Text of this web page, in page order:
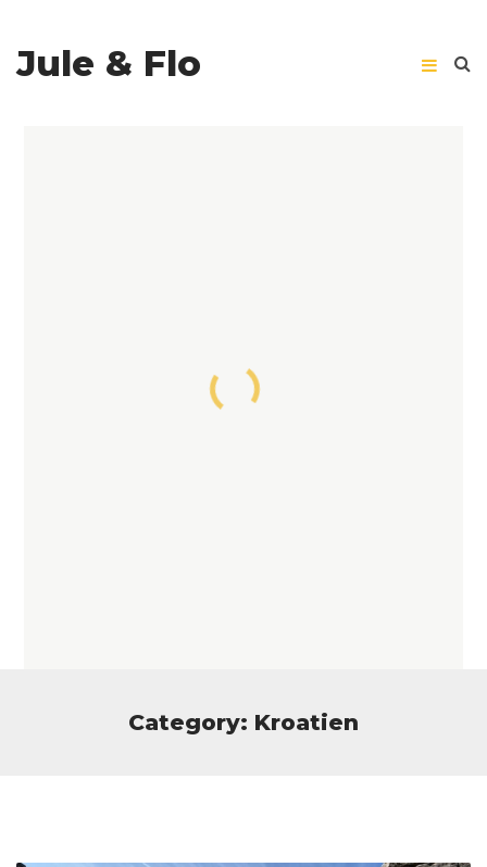
Jule & Flo
Category: Kroatien